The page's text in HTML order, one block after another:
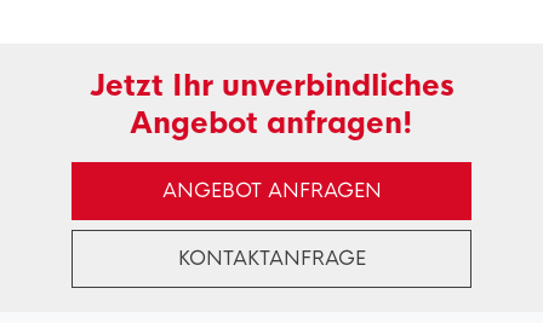
Jetzt Ihr unverbindliches
Angebot anfragen!
ANGEBOT ANFRAGEN
KONTAKTANFRAGE